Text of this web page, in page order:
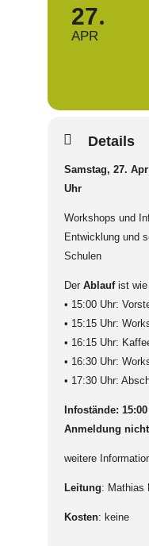
27
APR
Details
Samstag, 27.
Uhr
Workshops und
Entwicklung und
Schulen
Der Ablaufist wie
• 15:00 Uhr:
• 15:15 Uhr:
• 16:15 Uhr:
• 16:30 Uhr:
• 17:30 Uhr:
Infostände:
Anmeldung
weitere
Leitung: Mathias
Kosten: keine